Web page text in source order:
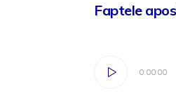
Faptele
0:00:00
0:00:00